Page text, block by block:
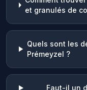
et granulés de
Quels sont les
Prémeyzel ?
Faut-il un